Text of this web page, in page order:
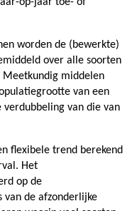
worden de (bewerkte)
over alle soorten
Meetkundig middelen
van een
van die van
flexibele trend berekend
Het
op de
van de afzonderlijke